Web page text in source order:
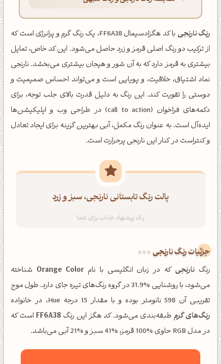
رنگ نارنجی
با کد هگزادسیمال FF6A38، یک رنگ گرم و پرانرژی است که
از ترکیب دو رنگ اصلی قرمز و زرد حاصل می‌شود. این کد خاص، تمایل
بیشتری به قرمز دارد که به آن شور و هیجان بیشتری می‌بخشد. نارنجی
نماد اشتیاق، خلاقیت، و پویایی است و می‌تواند احساس صمیمیت و
دوستی را تقویت کند. این رنگ به دلیل قدرت بالای جلب توجه، برای
دکمه‌های فراخوان (call to action) در طراحی وب و اپلیکیشن‌ها
ایده‌آل است. به عنوان رنگ مکمل، آبی بهترین گزینه برای ایجاد تعادل
و کنتراست در کنار این نارنجی پرحرارت است.
پالت رنگ تابستانی نارنجی، سبز و زرد
جزئیات رنگ نارنجی
رنگ نارنجیکه در زبان انگلیسی با نامOrange Color شناخته
می‌شود، با روشنایی %31.9 در گروه رنگ‌های تیره جای دارد. طول موج
تقریبی آن 598 نانومتر بوده و با مقدار 15 درجه Hue، در خانواده
رنگ‌های گرم طبقه‌بندی می‌شود. کد هگز این رنگ FF6A38 است که
در مدل RGB حاوی %100 قرمز، %41 سبز و %21 آبی می‌باشد.